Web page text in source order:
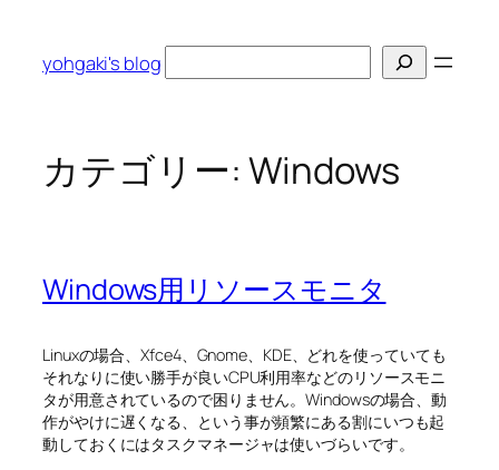
yohgaki's blog
索
カテゴリー:Windows
Windows用リソースモニタ
Linuxの場合、Xfce4、Gnome、KDE、どれを使っていても
それなりに使い勝手が良いCPU利用率などのリソースモニ
タが用意されているので困りません。Windowsの場合、動
作がやけに遅くなる、という事が頻繁にある割にいつも起
動しておくにはタスクマネージャは使いづらいです。